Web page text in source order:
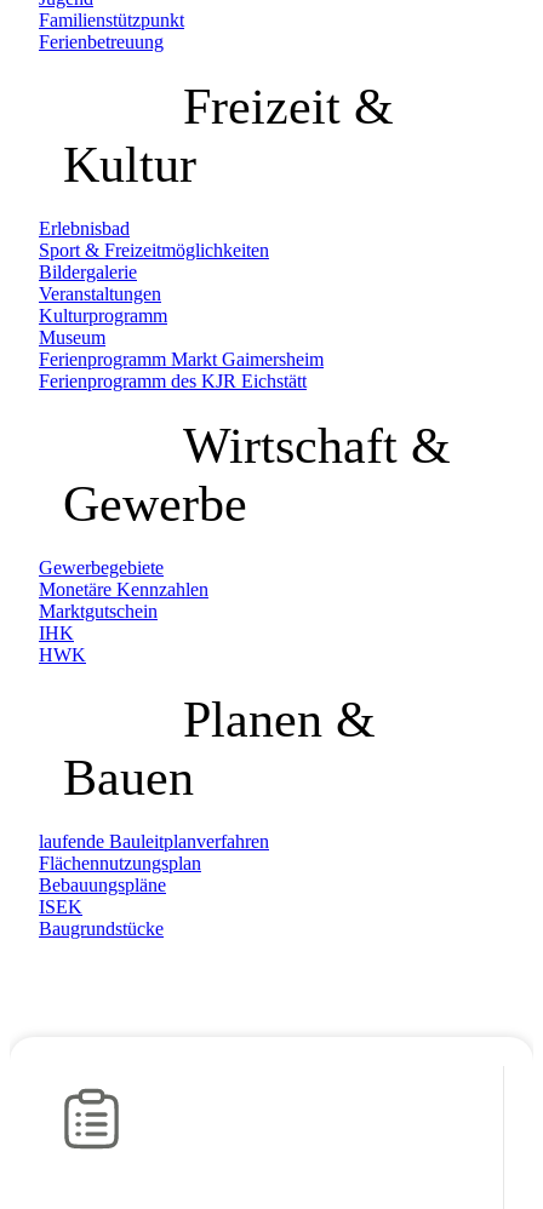
Familienstützpunkt
Ferienbetreuung
Freizeit &
Kultur
Erlebnisbad
Sport & Freizeitmöglichkeiten
Bildergalerie
Veranstaltungen
Kulturprogramm
Museum
Ferienprogramm Markt Gaimersheim
Ferienprogramm des KJR Eichstätt
Wirtschaft &
Gewerbe
Gewerbegebiete
Monetäre Kennzahlen
Marktgutschein
IHK
HWK
Planen &
Bauen
laufende Bauleitplanverfahren
Flächennutzungsplan
Bebauungspläne
ISEK
Baugrundstücke